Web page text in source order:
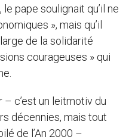
pape soulignait qu’il ne
», mais qu’il
de la solidarité
courageuses » qui
c’est un leitmotiv du
décennies, mais tout
de l’An 2000 –